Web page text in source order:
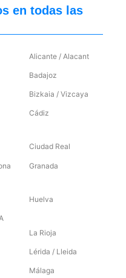
en todas las
Alicante / Alacant
Badajoz
Bizkaia / Vizcaya
Cádiz
Ciudad Real
Granada
Huelva
La Rioja
Lérida / Lleida
Málaga